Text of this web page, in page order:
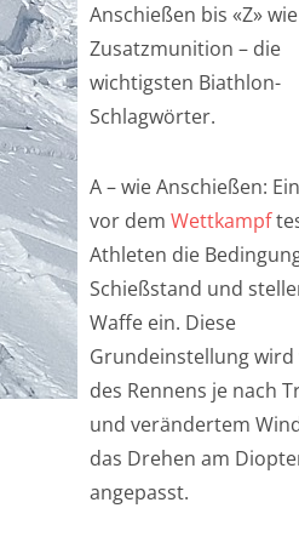
Anschießen bis «Z» wie
Zusatzmunition – die
wichtigsten Biathlon-
Schlagwörter.
A – wie Anschießen:
vor dem Wettkampf
Athleten die
Schießstand und
Waffe ein. Diese
Grundeinstellung
des Rennens je nach
und verändertem
das Drehen am
angepasst.